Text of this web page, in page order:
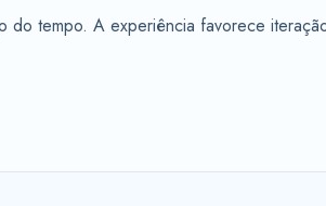
do tempo. A experiência favorece